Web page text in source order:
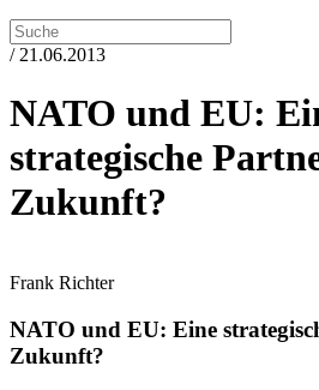
/ 21.06.2013
NATO und EU:
strategische
Zukunft?
Frank Richter
NATO und EU: Eine
Zukunft?